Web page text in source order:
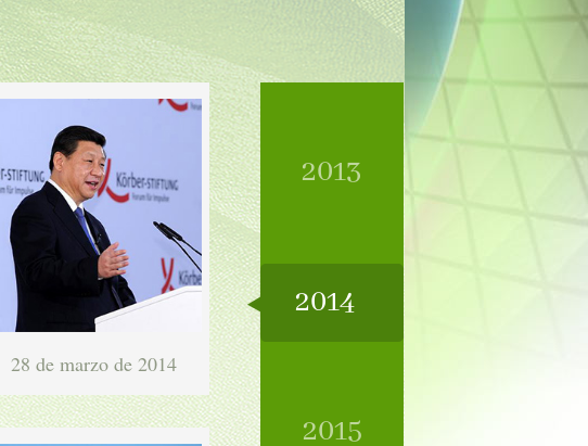
2013
2014
2015
28 de marzo de 2014